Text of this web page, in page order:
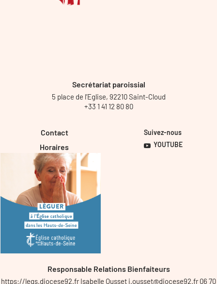
Secrétariat paroissial
5 place de l’Eglise, 92210 Saint-Cloud
+33 1 41 12 80 80
Contact
Horaires
Suivez-nous
YOUTUBE
Responsable Relations Bienfaiteurs
https://legs.diocese92.fr Isabelle Ousset i.ousset@diocese92.fr 06 70